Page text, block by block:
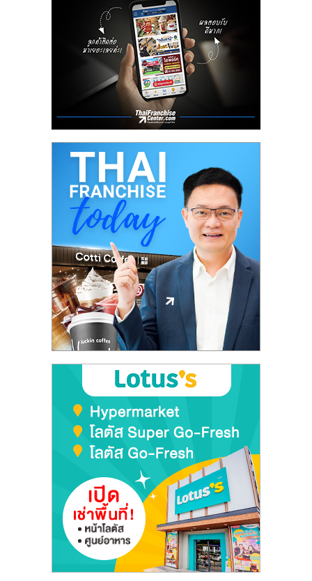
ปรึกษา
การ
ลงทุน
และ
ขยาย
ไชส์,